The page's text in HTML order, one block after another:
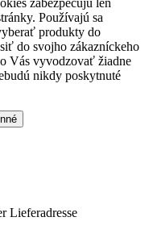
zabezpečujú len
Používajú sa
produkty do
do svojho zákazníckeho
Vás vyvodzovať žiadne
nikdy poskytnuté
Lieferadresse